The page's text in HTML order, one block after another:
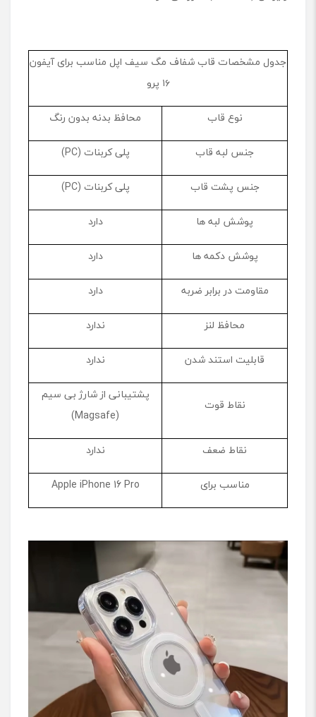
جدول مشخصات قاب شفاف مگ سیف اپل مناسب برای آیفون
۱۶ پرو
نوع قاب
محافظ بدنه بدون رنگ
جنس لبه قاب
پلی کربنات (PC)
جنس پشت قاب
پلی کربنات (PC)
پوشش لبه ها
دارد
پوشش دکمه ها
دارد
مقاومت در برابر ضربه
دارد
محافظ لنز
ندارد
قابلیت استند شدن
ندارد
نقاط قوت
پشتیبانی از شارژ بی سیم
(Magsafe)
نقاط ضعف
ندارد
مناسب برای
Apple iPhone 16 Pro